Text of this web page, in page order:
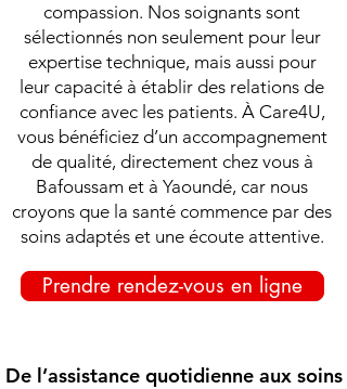
compassion. Nos soignants sont
sélectionnés non seulement pour leur
expertise technique, mais aussi pour
leur capacité à établir des relations de
confiance avec les patients. À Care4U,
vous bénéficiez d’un accompagnement
de qualité, directement chez vous à
Bafoussam et à Yaoundé, car nous
croyons que la santé commence par des
soins adaptés et une écoute attentive.
Prendre rendez-vous en ligne
De l’assistance quotidienne aux soins